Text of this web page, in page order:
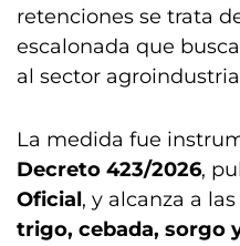
retenciones se trata
escalonada que
al sector
La medida fue
Decreto 423/2026,
Oficial, y alcanza a
trigo, cebada, sorgo